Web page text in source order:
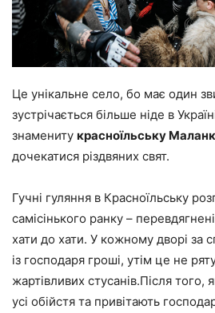
Це унікальне село, бо має один
зустрічається більше ніде в
знамениту красноїльську
дочекатися різдвяних свят.
Гучні гуляння в Красноїльську
самісінького ранку –
хати до хати. У кожному дворі за
із господаря гроші, утім це не
жартівливих стусанів.Після того,
усі обійстя та привітають